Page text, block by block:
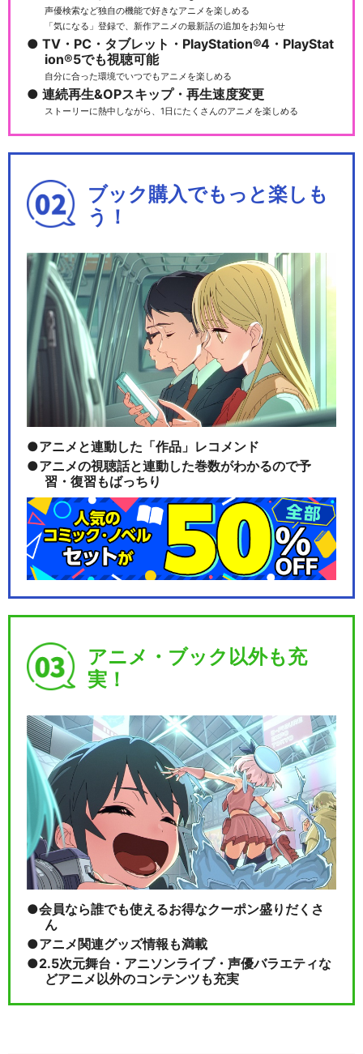
HUGっと！プリキュア
スター☆トゥインクルプリキ
ュア
トロピカル～ジュ！プリキュ
ア
デリシャスパーティ♡プリキ
キボウノチカラ～オトナプリ
キュア’２３～
わんだふるぷりきゅあ！
キミとアイドルプリキュア♪
名探偵プリキュア！
声優検索など独自の機能で好きなアニメを楽しめる
「気になる」登録で、新作アニメの最新話の追加をお知らせ
TV・PC・タブレット・PlayStation®4・PlayStat
ion®5でも視聴可能
自分に合った環境でいつでもアニメを楽しめる
連続再生&OPスキップ・再生速度変更
ストーリーに熱中しながら、1日にたくさんのアニメを楽しめる
ブック購入でもっと楽しも
う！
アニメと連動した「作品」レコメンド
アニメの視聴話と連動した巻数がわかるので予
習・復習もばっちり
アニメ・ブック以外も充
実！
会員なら誰でも使えるお得なクーポン盛りだくさ
ん
アニメ関連グッズ情報も満載
2.5次元舞台・アニソンライブ・声優バラエティな
どアニメ以外のコンテンツも充実